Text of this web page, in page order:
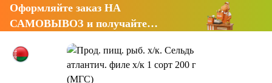
Оформляйте заказ НА
САМОВЫВОЗ и получайте